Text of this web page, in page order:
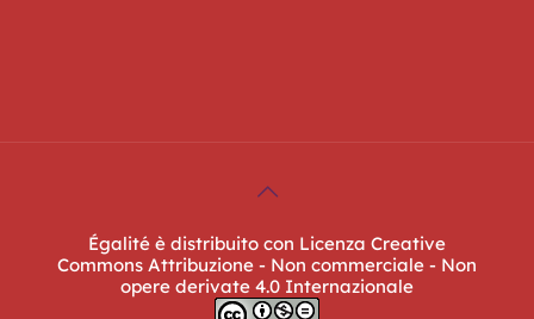
Égalité è distribuito con Licenza Creative
Commons Attribuzione - Non commerciale - Non
opere derivate 4.0 Internazionale